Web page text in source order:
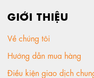
GIỚI THIỆU
Về chúng tôi
Hướng dẫn mua hàng
Điều kiện giao dịch